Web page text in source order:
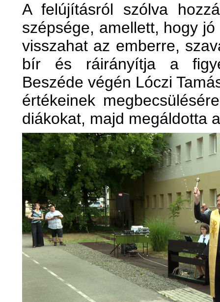
A felújításról szólva
szépsége, amellett, hogy
visszahat az emberre,
bír és ráirányítja a
Beszéde végén Lóczi
értékeinek
diákokat, majd megáldotta